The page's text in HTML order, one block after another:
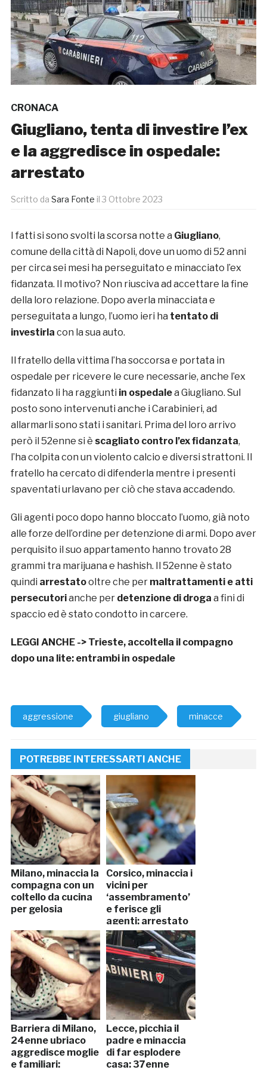
CRONACA
Giugliano, tenta di investire l’ex
e la aggredisce in ospedale:
arrestato
Scritto da Sara Fonte il 3 Ottobre 2023
I fatti si sono svolti la scorsa notte a Giugliano,
comune della città di Napoli, dove un uomo di 52 anni
per circa sei mesi ha perseguitato e minacciato l’ex
fidanzata. Il motivo? Non riusciva ad accettare la fine
della loro relazione. Dopo averla minacciata e
perseguitata a lungo, l’uomo ieri ha tentato di
investirla con la sua auto.
Il fratello della vittima l’ha soccorsa e portata in
ospedale per ricevere le cure necessarie, anche l’ex
fidanzato li ha raggiunti in ospedalea Giugliano. Sul
posto sono intervenuti anche i Carabinieri, ad
allarmarli sono stati i sanitari. Prima del loro arrivo
però il 52enne si è scagliato contro l’ex fidanzata,
l’ha colpita con un violento calcio e diversi strattoni. Il
fratello ha cercato di difenderla mentre i presenti
spaventati urlavano per ciò che stava accadendo.
Gli agenti poco dopo hanno bloccato l’uomo, già noto
alle forze dell’ordine per detenzione di armi. Dopo aver
perquisito il suo appartamento hanno trovato 28
grammi tra marijuana e hashish. Il 52enne è stato
quindi arrestatooltre che per maltrattamenti e atti
persecutorianche per detenzione di droga a fini di
spaccio ed è stato condotto in carcere.
LEGGI ANCHE -> Trieste, accoltella il compagno
dopo una lite: entrambi in ospedale
aggressione giugliano minacce
POTREBBE INTERESSARTI ANCHE
Milano, minaccia la
compagna con un
coltello da cucina
per gelosia
Corsico, minaccia i
vicini per
‘assembramento’
e ferisce gli
agenti: arrestato
Barriera di Milano,
24enne ubriaco
aggredisce moglie
e familiari:
Lecce, picchia il
padre e minaccia
di far esplodere
casa: 37enne